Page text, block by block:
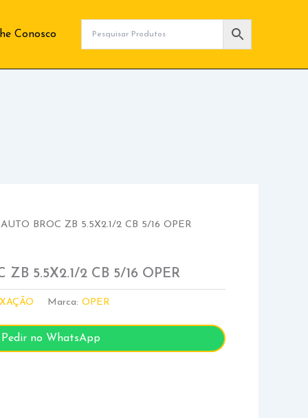
Conosco
BROC ZB 5.5X2.1/2 CB 5/16 OPER
ZB 5.5X2.1/2 CB 5/16 OPER
Marca:OPER
Pedir no WhatsApp